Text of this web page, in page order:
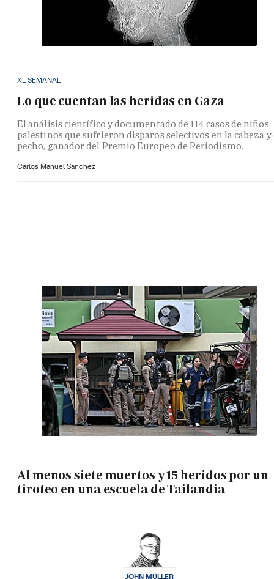
XL SEMANAL
Lo que cuentan las heridas en Gaza
El análisis científico y documentado de 114 casos de niños
palestinos que sufrieron disparos selectivos en la cabeza y
pecho, ganador del Premio Europeo de Periodismo.
Carlos Manuel Sanchez
Al menos siete muertos y 15 heridos por un
tiroteo en una escuela de Tailandia
JOHN MÜLLER